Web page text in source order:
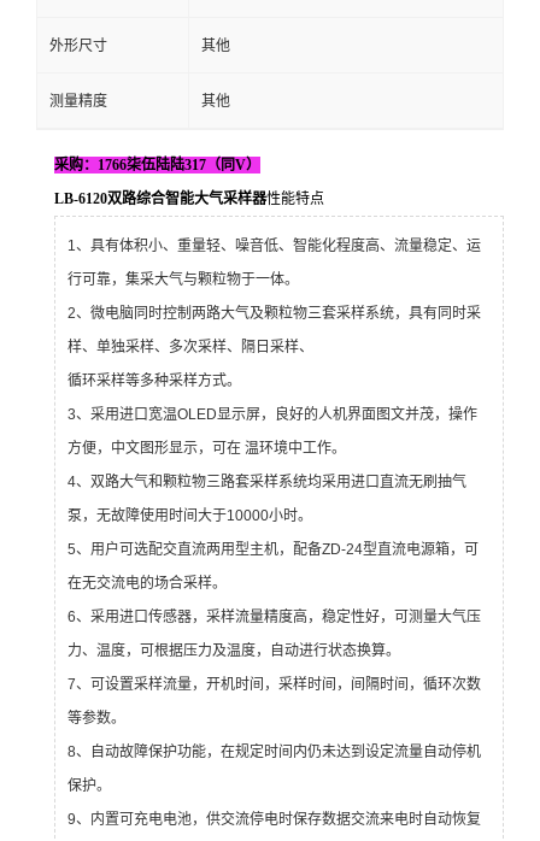
外形尺寸 其他
测量精度 其他
采购：1766柒伍陆陆317（同V）
LB-6120双路综合智能大气采样器性能特点
1、具有体积小、重量轻、噪音低、智能化程度高、流量稳定、运
行可靠，集采大气与颗粒物于一体。
2、微电脑同时控制两路大气及颗粒物三套采样系统，具有同时采
样、单独采样、多次采样、隔日采样、
循环采样等多种采样方式。
3、采用进口宽温OLED显示屏，良好的人机界面图文并茂，操作
方便，中文图形显示，可在 温环境中工作。
4、双路大气和颗粒物三路套采样系统均采用进口直流无刷抽气
泵，无故障使用时间大于10000小时。
5、用户可选配交直流两用型主机，配备ZD-24型直流电源箱，可
在无交流电的场合采样。
6、采用进口传感器，采样流量精度高，稳定性好，可测量大气压
力、温度，可根据压力及温度，自动进行状态换算。
7、可设置采样流量，开机时间，采样时间，间隔时间，循环次数
等参数。
8、自动故障保护功能，在规定时间内仍未达到设定流量自动停机
保护。
9、内置可充电电池，供交流停电时保存数据交流来电时自动恢复